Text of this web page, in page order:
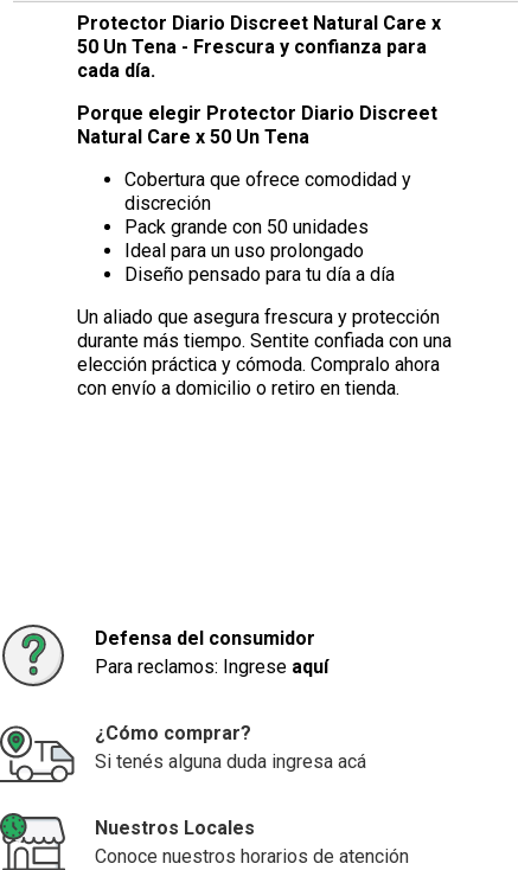
Protector Diario Discreet Natural Care x
50 Un Tena - Frescura y confianza para
cada día.
Porque elegir Protector Diario Discreet
Natural Care x 50 Un Tena
Cobertura que ofrece comodidad y
discreción
Pack grande con 50 unidades
Ideal para un uso prolongado
Diseño pensado para tu día a día
Un aliado que asegura frescura y protección
durante más tiempo. Sentite confiada con una
elección práctica y cómoda. Compralo ahora
con envío a domicilio o retiro en tienda.
Defensa del consumidor
Para reclamos: Ingrese aquí
¿Cómo comprar?
Si tenés alguna duda ingresa acá
Nuestros Locales
Conoce nuestros horarios de atención